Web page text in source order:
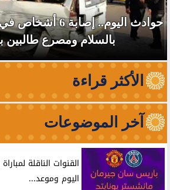
حوادث اليوم..
بالسلام ومصرع طالبين
الأكثر قراءة
آخر الموضوعات
القنوات الناقلة
اليوم وموعد...